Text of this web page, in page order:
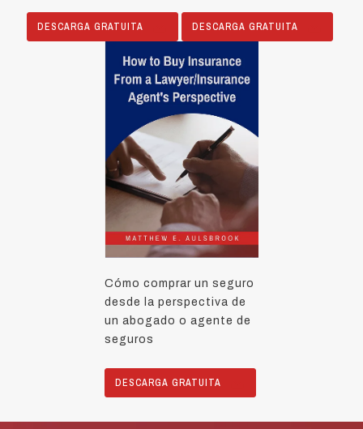
DESCARGA GRATUITA DESCARGA GRATUITA
Cómo comprar un seguro
desde la perspectiva de
un abogado o agente de
seguros
DESCARGA GRATUITA